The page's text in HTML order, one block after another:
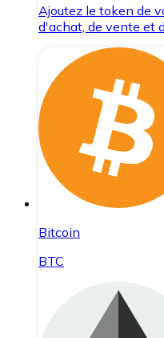
Ajoutez le token de
d'achat, de vente et
Bitcoin
BTC